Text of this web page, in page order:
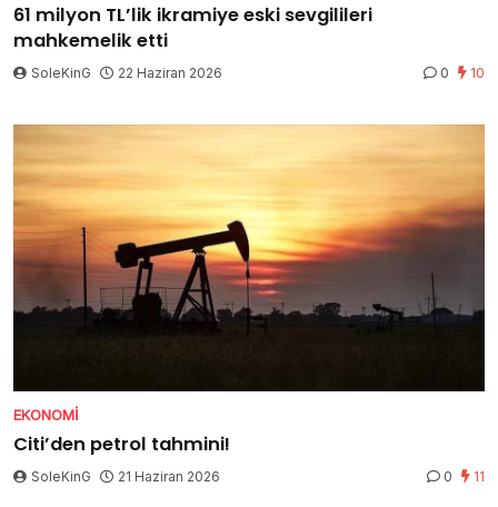
61 milyon TL’lik ikramiye eski sevgilileri
mahkemelik etti
SoleKinG 22 Haziran 2026 0 10
EKONOMI
Citi’den petrol tahmini!
SoleKinG 21 Haziran 2026 0 11